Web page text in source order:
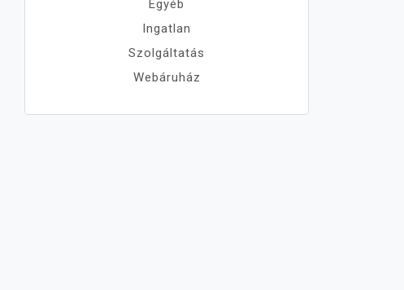
Egyéb
Ingatlan
Szolgáltatás
Webáruház